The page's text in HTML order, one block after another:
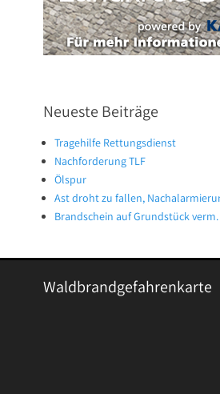
Neueste Beiträge
Tragehilfe Rettungsdienst
Nachforderung TLF
Ölspur
Ast droht zu fallen,
Brandschein auf Grundstück
Waldbrandgefahrenkarte